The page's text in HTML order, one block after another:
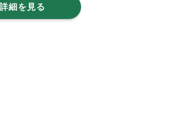
細を見る